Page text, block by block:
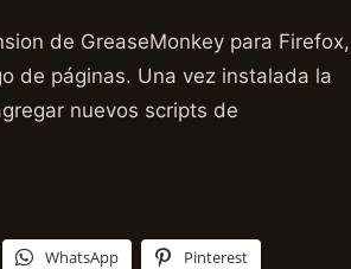
de GreaseMonkey para Firefox,
de páginas. Una vez instalada la
nuevos scripts de
WhatsApp Pinterest